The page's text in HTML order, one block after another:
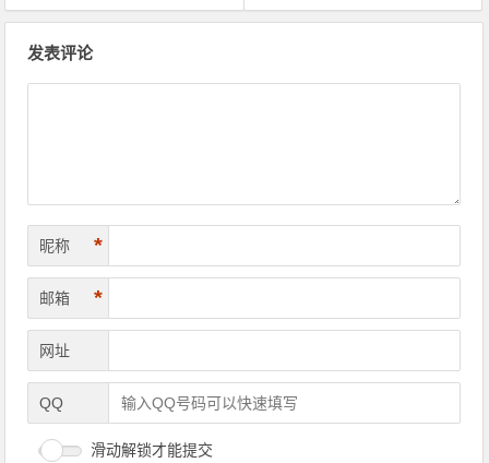
发表评论
昵称 *
邮箱 *
网址
QQ
滑动解锁才能提交